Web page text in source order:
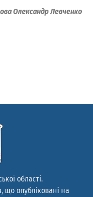
Олександр Левченко
області.
що опубліковані на